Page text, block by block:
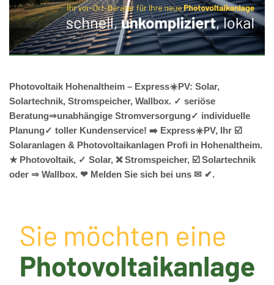
Photovoltaik Hohenaltheim – Express☀️PV️: Solar,
Solartechnik, Stromspeicher, Wallbox. ✓ seriöse
Beratung⇒unabhängige Stromversorgung✓ individuelle
Planung✓ toller Kundenservice! ➡️ Express☀️PV️, Ihr ☑️
Solaranlagen & Photovoltaikanlagen Profi in Hohenaltheim.
★ Photovoltaik, ✓ Solar, ❌ Stromspeicher, ☑️ Solartechnik
oder ⇒ Wallbox. ❤ Melden Sie sich bei uns ✉ ✔.